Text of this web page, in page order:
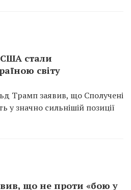
стали
світу
Трамп заявив, що Сполучені
у значно сильнішій позиції
що не проти «бою у